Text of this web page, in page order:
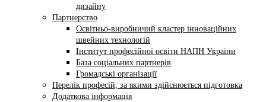
дизайну
Партнерство
Освітньо-виробничий кластер інноваційних
швейних технологій
Інститут професійної освіти НАПН України
База соціальних партнерів
Громадські організації
Перелік професій, за якими здійснюється підготовка
Додаткова інформація